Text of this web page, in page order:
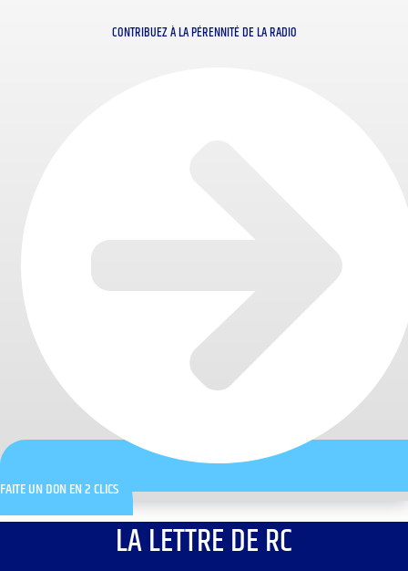
CONTRIBUEZ À LA PÉRENNITÉ DE LA RADIO
FAITE UN DON EN 2 CLICS
LA LETTRE DE RC